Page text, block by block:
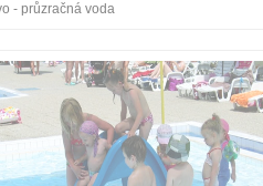
- průzračná voda